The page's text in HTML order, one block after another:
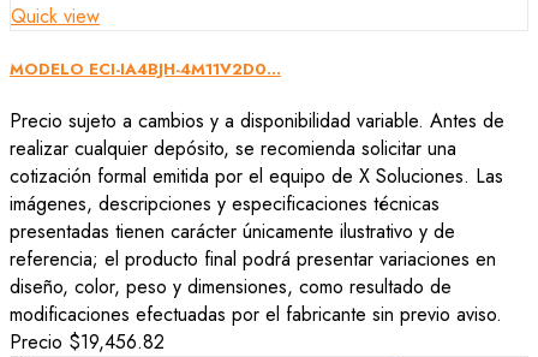
Quick view
MODELO ECI-IA4BJH-4M11V2D0...
Precio sujeto a cambios y a disponibilidad variable. Antes de
realizar cualquier depósito, se recomienda solicitar una
cotización formal emitida por el equipo de X Soluciones. Las
imágenes, descripciones y especificaciones técnicas
presentadas tienen carácter únicamente ilustrativo y de
referencia; el producto final podrá presentar variaciones en
diseño, color, peso y dimensiones, como resultado de
modificaciones efectuadas por el fabricante sin previo aviso.
Precio $19,456.82